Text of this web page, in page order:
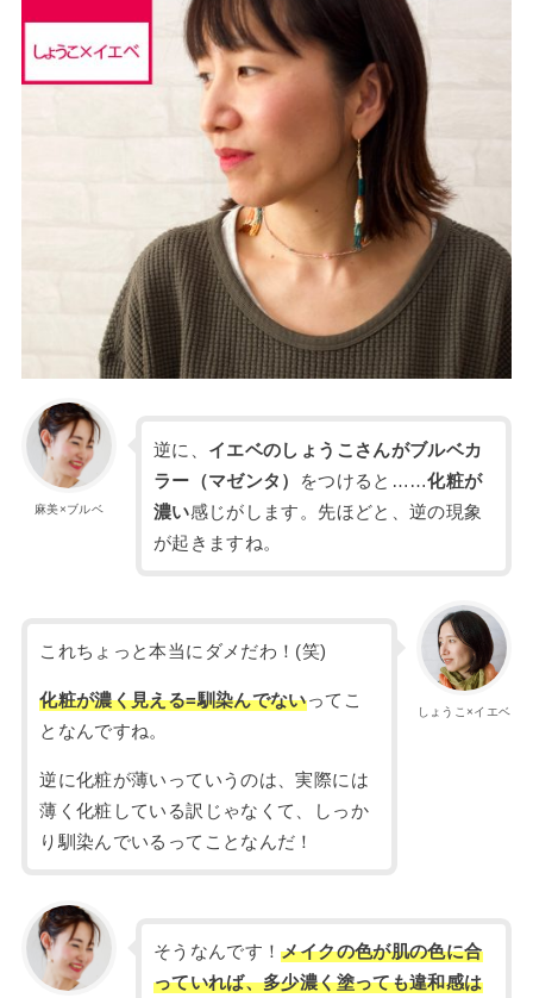
麻美×ブルベ
逆に、 イエベのしょうこさんがブルベカ
ラー（マゼンタ）
をつけると……化粧が
濃い感じがします。先ほどと、逆の現象
が起きますね。
しょうこ×イエベ
これちょっと本当にダメだわ！(笑)
化粧が濃く見える=馴染んでないってこ
となんですね。
逆に化粧が薄いっていうのは、実際には
薄く化粧している訳じゃなくて、しっか
り馴染んでいるってことなんだ！
そうなんです！メイクの色が肌の色に合
っていれば、多少濃く塗っても違和感は